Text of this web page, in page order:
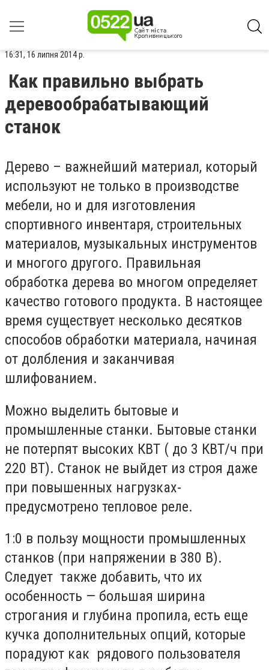
16:31, 16 липня 2014 р.
Как правильно выбрать
деревообрабатывающий
станок
Дерево – важнейший материал, который
используют не только в производстве
мебели, но и для изготовления
спортивного инвентаря, строительных
материалов, музыкальных инструментов
и многого другого. Правильная
обработка дерева во многом определяет
качество готового продукта. В настоящее
время существует несколько десятков
способов обработки материала, начиная
от долбления и заканчивая
шлифованием.
Можно выделить бытовые и
промышленные станки. Бытовые станки
не потерпят высоких КВТ ( до 3 КВТ/ч при
220 ВТ). Станок не выйдет из строя даже
при повышенных нагрузках-
предусмотрено тепловое реле.
1:0 в пользу мощности промышленных
станков (при напряжении в 380 В).
Следует также добавить, что их
особенность — большая ширина
строгания и глубина пропила, есть еще
кучка дополнительных опций, которые
порадуют как рядового пользователя